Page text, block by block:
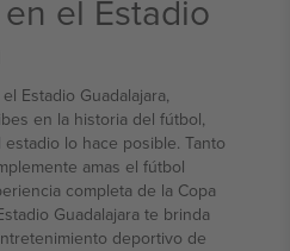
el Estadio
Estadio Guadalajara,
en la historia del fútbol,
lo hace posible. Tanto
amas el fútbol
completa de la Copa
Guadalajara te brinda
deportivo de